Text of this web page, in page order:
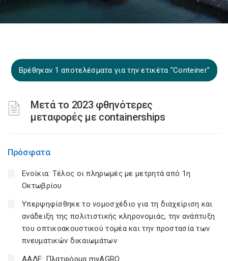
Βρέθηκαν 1 αποτελέσματα για την ετικέτα "Conteiner"
Μετά το 2023 φθηνότερες
μεταφορές με containerships
Πρόσφατα
Ενοίκια: Τέλος οι πληρωμές με μετρητά από 1η
Οκτωβρίου
Υπερψηφίσθηκε το νομοσχέδιο για τη διαχείριση και
ανάδειξη της πολιτιστικής κληρονομιάς, την ανάπτυξη
του οπτικοακουστικού τομέα και την προστασία των
πνευματικών δικαιωμάτων
ΑΑΔΕ: Πλατφόρμα myAGRO